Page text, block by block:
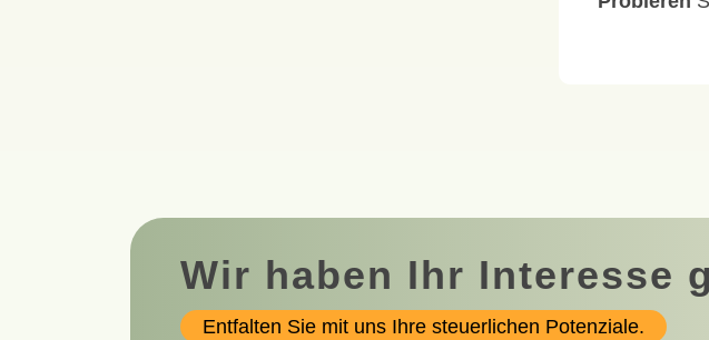
Wir haben Ihr Interesse
Entfalten Sie mit uns Ihre steuerlichen Potenziale.